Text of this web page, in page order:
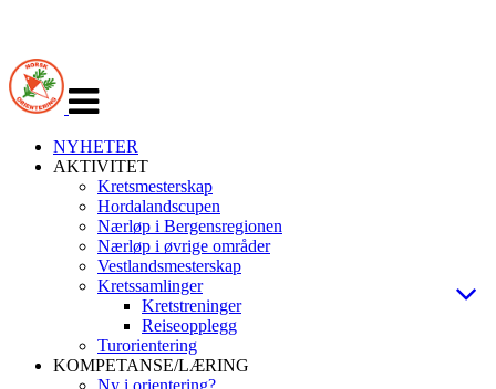
navigasjon
NYHETER
AKTIVITET
Kretsmesterskap
Hordalandscupen
Nærløp i Bergensregionen
Nærløp i øvrige områder
Vestlandsmesterskap
Kretssamlinger
Kretstreninger
Reiseopplegg
Turorientering
KOMPETANSE/LÆRING
Ny i orientering?